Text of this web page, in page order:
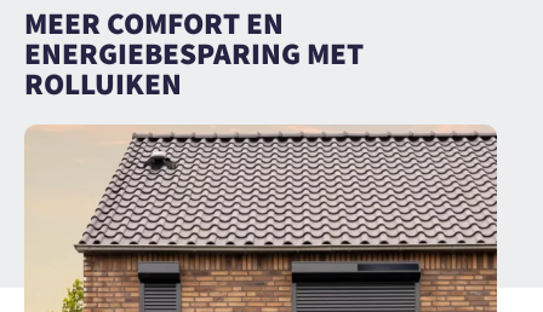
MEER COMFORT EN
ENERGIEBESPARING MET
ROLLUIKEN